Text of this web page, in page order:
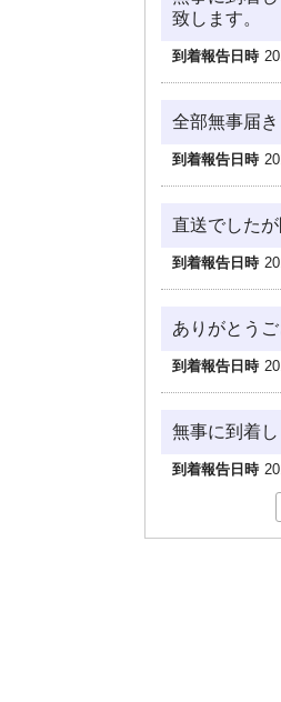
致します。
到着報告日時
全部無事届
到着報告日時
直送でした
到着報告日時
ありがとう
到着報告日時
無事に到着
到着報告日時